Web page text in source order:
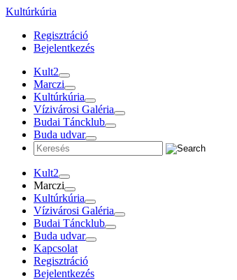
Tovább
tartalomra
Kultúrkúria
Regisztráció
Bejelentkezés
Kult2
Marczi
Kultúrkúria
Vízivárosi Galéria
Budai Táncklub
Buda udvar
Kult2
Marczi
Kultúrkúria
Vízivárosi Galéria
Budai Táncklub
Buda udvar
Kapcsolat
Regisztráció
Bejelentkezés